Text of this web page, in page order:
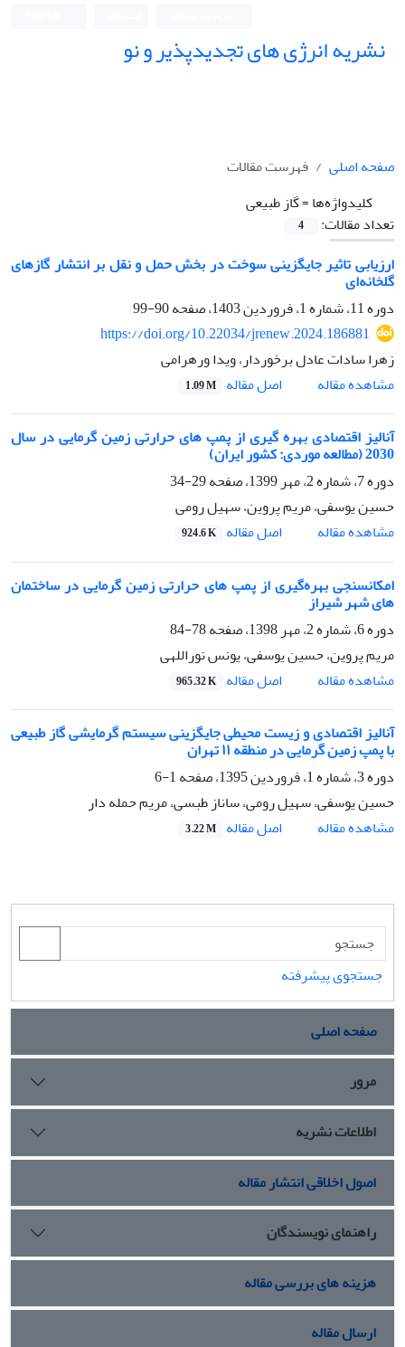
نشریه انرژی های تجدیدپذیر و نو
صفحه اصلی
فهرست مقالات
کلیدواژه‌ها =گاز طبیعی
تعداد مقالات:
4
ارزیابی تاثیر جایگزینی سوخت در بخش حمل و نقل بر انتشار گازهای
گلخانه‌ای
دوره 11، شماره 1، فروردین 1403، صفحه
90-99
https://doi.org/10.22034/jrenew.2024.186881
زهرا سادات عادل برخوردار، ویدا ورهرامی
مشاهده مقاله
اصل مقاله 1.09 M
آنالیز اقتصادی بهره گیری از پمپ های حرارتی زمین گرمایی در سال
2030 (مطالعه موردی: کشور ایران)
دوره 7، شماره 2، مهر 1399، صفحه
29-34
حسین یوسفی، مریم پروین، سهیل رومی
مشاهده مقاله
اصل مقاله 924.6 K
امکانسنجی بهره‌گیری از پمپ های حرارتی زمین گرمایی در ساختمان
های شهر شیراز
دوره 6، شماره 2، مهر 1398، صفحه
78-84
مریم پروین، حسین یوسفی، یونس نوراللهی
مشاهده مقاله
اصل مقاله 965.32 K
آنالیز اقتصادی و زیست محیطی جایگزینی سیستم گرمایشی گاز طبیعی
با پمپ زمین گرمایی در منطقه ١١ تهران
دوره 3، شماره 1، فروردین 1395، صفحه
1-6
حسین یوسفی، سهیل رومی، ساناز طبسی، مریم حمله دار
مشاهده مقاله
اصل مقاله 3.22 M
جستجوی پیشرفته
صفحه اصلی
مرور
اطلاعات نشریه
اصول اخلاقی انتشار مقاله
راهنمای نویسندگان
هزینه های بررسی مقاله
ارسال مقاله